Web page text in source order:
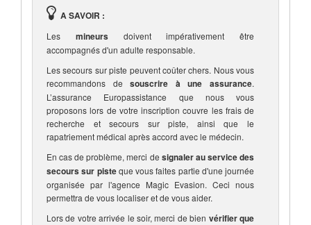
A SAVOIR :
Les mineurs doivent impérativement être
accompagnés d'un adulte responsable.
Les secours sur piste peuvent coûter chers. Nous vous
recommandons desouscrire à une assurance.
L’assurance Europassistance que nous vous
proposons lors de votre inscription couvre les frais de
recherche et secours sur piste, ainsi que le
rapatriement médical après accord avec le médecin.
En cas de problème, merci de signaler au service des
secours sur pisteque vous faites partie d'une journée
organisée par l'agence Magic Evasion. Ceci nous
permettra de vous localiser et de vous aider.
Lors de votre arrivée le soir, merci de bien vérifier que